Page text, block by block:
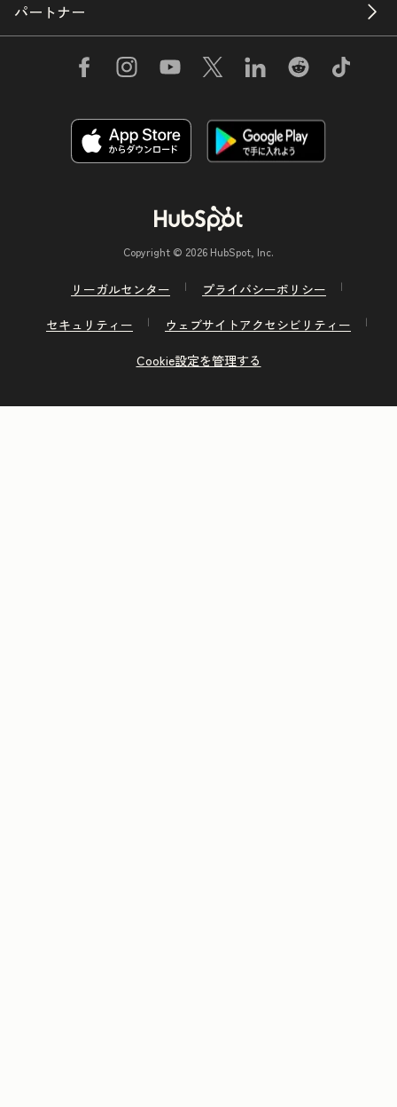
パートナー
Copyright © 2026 HubSpot, Inc.
リーガルセンター
プライバシーポリシー
セキュリティー
ウェブサイトアクセシビリティー
Cookie設定を管理する